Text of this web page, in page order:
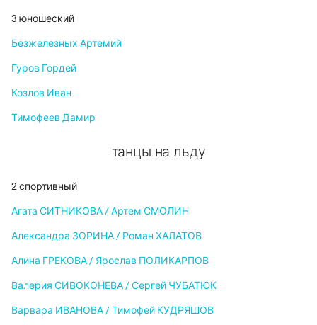
3 юношеский
Безжелезных Артемий
Гуров Гордей
Козлов Иван
Тимофеев Дамир
танцы на льду
2 спортивный
Агата СИТНИКОВА / Артем СМОЛИН
Александра ЗОРИНА / Роман ХАЛАТОВ
Алина ГРЕКОВА / Ярослав ПОЛИКАРПОВ
Валерия СИВОКОНЕВА / Сергей ЧУБАТЮК
Варвара ИВАНОВА / Тимофей КУДРЯШОВ